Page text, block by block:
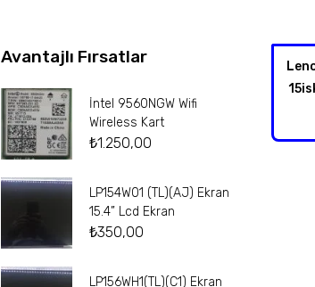
Avantajlı Fırsatlar
İntel 9560NGW Wifi
Wireless Kart
₺1.250,00
LP154W01 (TL)(AJ) Ekran
15.4” Lcd Ekran
₺350,00
LP156WH1(TL)(C1) Ekran